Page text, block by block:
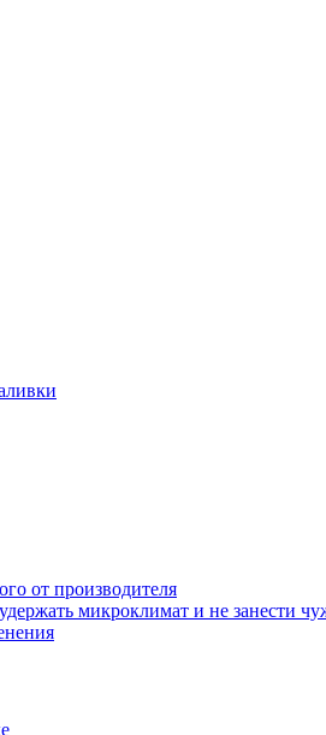
от производителя
микроклимат и не занести